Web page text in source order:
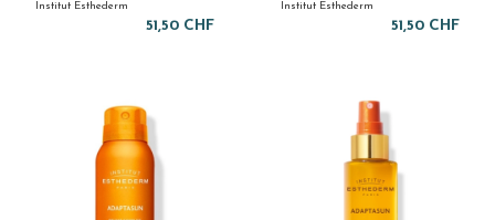
Institut Esthederm
51,50 CHF
Institut Esthederm
51,50 CHF